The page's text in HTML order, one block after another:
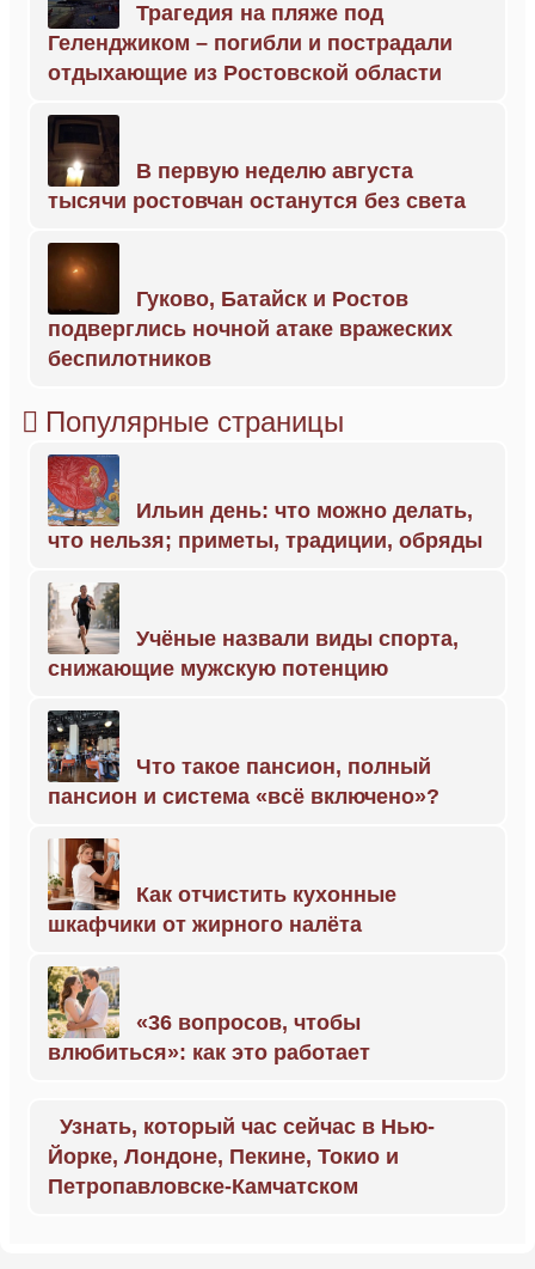
Трагедия на пляже под
Геленджиком – погибли и пострадали
отдыхающие из Ростовской области
В первую неделю августа
тысячи ростовчан останутся без света
Гуково, Батайск и Ростов
подверглись ночной атаке вражеских
беспилотников
Популярные страницы
Ильин день: что можно делать,
что нельзя; приметы, традиции, обряды
Учёные назвали виды спорта,
снижающие мужскую потенцию
Что такое пансион, полный
пансион и система «всё включено»?
Как отчистить кухонные
шкафчики от жирного налёта
«36 вопросов, чтобы
влюбиться»: как это работает
Узнать, который час сейчас в Нью-
Йорке, Лондоне, Пекине, Токио и
Петропавловске-Камчатском